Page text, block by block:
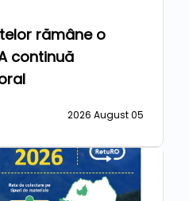
rămâne o
continuă
2026 August 05